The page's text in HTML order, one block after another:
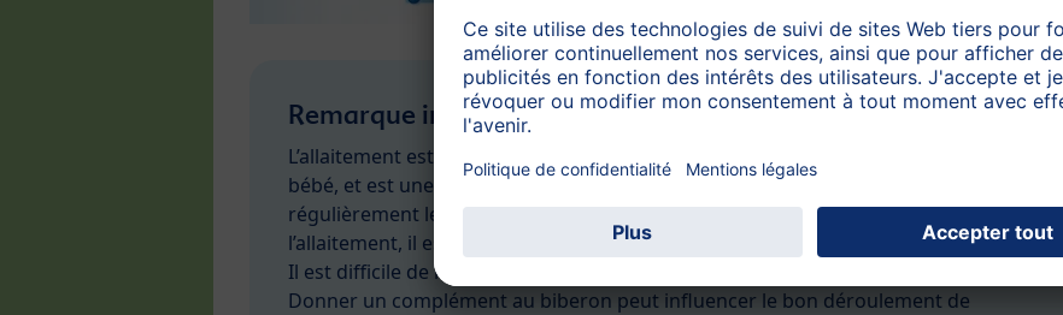
Remarque importante
L’allaitement est le système d’alimentation le meilleur et le moins cher pour votre
bébé, et est une merveilleuse protection contre les maladies. Proposer
régulièrement le sein est le meilleur moyen de réguler les montées de lait. Durant
l’allaitement, il est particulièrement important d’avoir une alimentation équilibrée.
Il est difficile de revenir à l’allaitement après avoir choisi de donner le biberon.
Donner un complément au biberon peut influencer le bon déroulement de